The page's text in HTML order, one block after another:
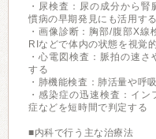
・尿検査：尿の成分から
慣病の早期発見にも活用する
・画像診断：胸部/腹部X線
RIなどで体内の状態を視覚
・心電図検査：脈拍の速
する
・肺機能検査：肺活量や呼
・感染症の迅速検査：イ
症などを短時間で判定する
■内科で行う主な治療法